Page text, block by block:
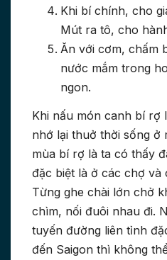
Khi bí chính, cho
Mút ra tô, cho
Ăn với cơm, chấm
nước mắm trong
ngon.
Khi nấu món canh bí rợ
nhớ lại thuở thời sống ở
mùa bí rợ là ta có thấy
đặc biệt là ở các chợ và
Từng ghe chài lớn chở
chìm, nối đuôi nhau đi.
tuyến đường liên tỉnh
đến Saigon thì không